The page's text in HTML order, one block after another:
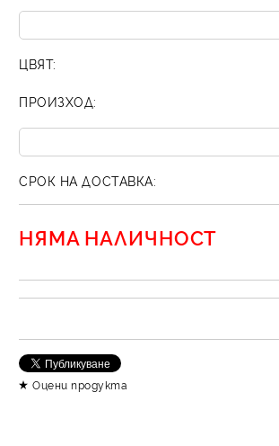
ЦВЯТ:
ПРОИЗХОД:
СРОК НА ДОСТАВКА:
НЯМА НАЛИЧНОСТ
Оцени продукта